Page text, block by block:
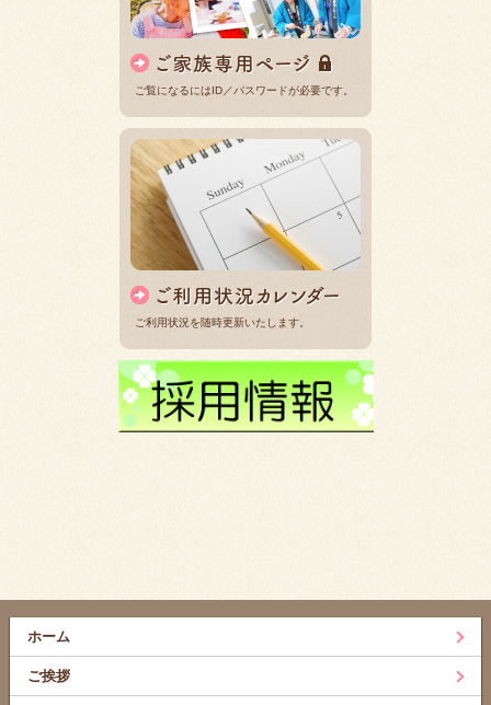
ご覧になるにはID／パスワードが必要です。
ご利用状況を随時更新いたします。
ホーム
ご挨拶